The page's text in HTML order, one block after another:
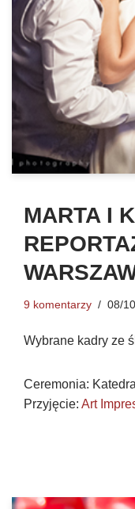
MARTA I
9 komentarzy 08/
Wybrane kadry ze
Ceremonia:
Przyjęcie: Art